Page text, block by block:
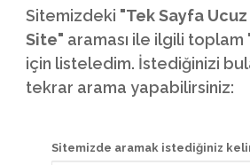
Sitemizdeki "Tek Sayfa
Site" araması ile ilgili toplam
için listeledim. İstediğinizi
tekrar arama yapabilirsiniz:
Sitemizde aramak istediğiniz